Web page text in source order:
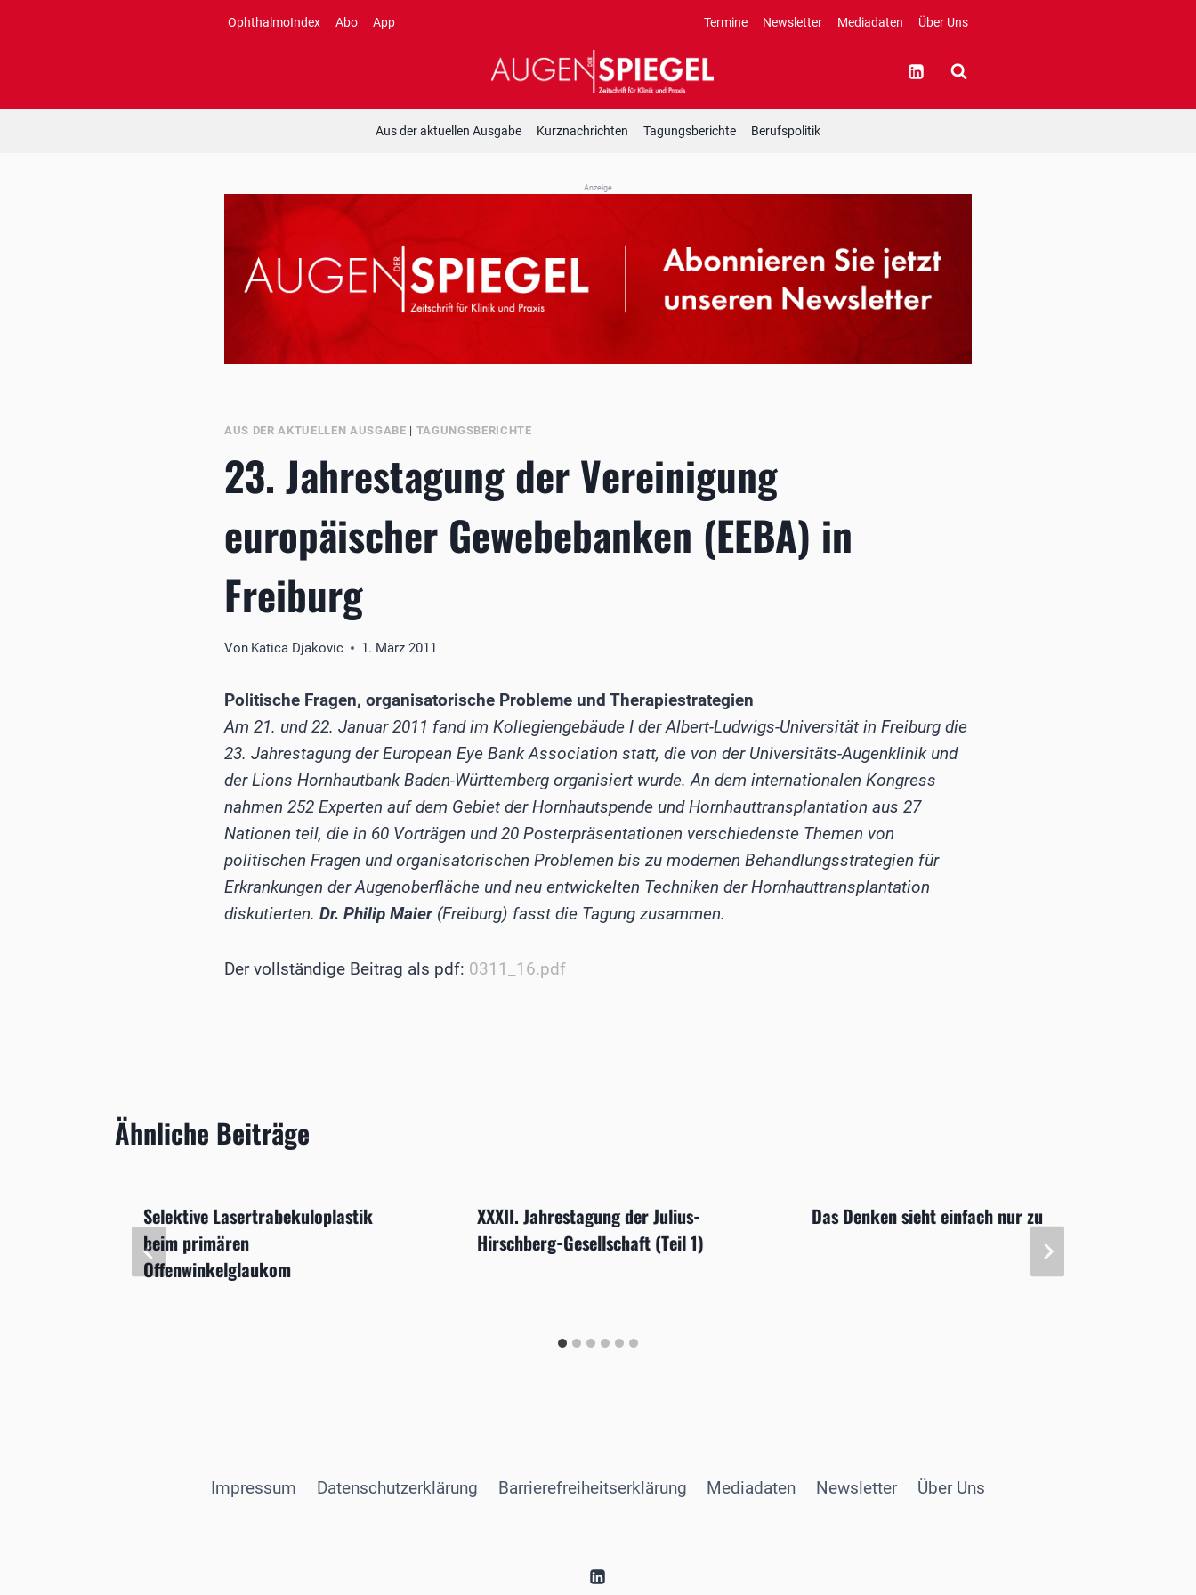
OphthalmoIndex Abo App Termine Newsletter Mediadaten Über Uns
Aus der aktuellen Ausgabe Kurznachrichten Tagungsberichte Berufspolitik
Anzeige
AUS DER AKTUELLEN AUSGABE | TAGUNGSBERICHTE
23. Jahrestagung der Vereinigung
europäischer Gewebebanken (EEBA) in
Freiburg
Von Katica Djakovic 1. März 2011
Politische Fragen, organisatorische Probleme und Therapiestrategien
Am 21. und 22. Januar 2011 fand im Kollegiengebäude I der Albert-Ludwigs-Universität in Freiburg die
23. Jahrestagung der European Eye Bank Association statt, die von der Universitäts-Augenklinik und
der Lions Hornhautbank Baden-Württemberg organisiert wurde. An dem internationalen Kongress
nahmen 252 Experten auf dem Gebiet der Hornhautspende und Hornhauttransplantation aus 27
Nationen teil, die in 60 Vorträgen und 20 Posterpräsentationen verschiedenste Themen von
politischen Fragen und organisatorischen Problemen bis zu modernen Behandlungsstrategien für
Erkrankungen der Augenoberfläche und neu entwickelten Techniken der Hornhauttransplantation
diskutierten. Dr. Philip Maier(Freiburg) fasst die Tagung zusammen.
Der vollständige Beitrag als pdf: 0311_16.pdf
Ähnliche Beiträge
Selektive Lasertrabekuloplastik
beim primären
Offenwinkelglaukom
XXXII. Jahrestagung der Julius-
Hirschberg-Gesellschaft (Teil 1)
Das Denken sieht einfach nur zu
Impressum Datenschutzerklärung Barrierefreiheitserklärung Mediadaten Newsletter Über Uns